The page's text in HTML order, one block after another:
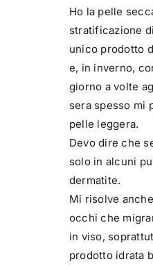
Ho la pelle
stratificazione
unico prodotto
e, in inverno,
giorno a volte
sera spesso mi
pelle leggera.
Devo dire che
solo in alcuni
dermatite.
Mi risolve
occhi che
in viso,
prodotto idrata